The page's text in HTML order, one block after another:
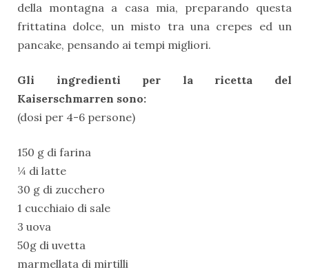
della montagna a casa mia, preparando questa
frittatina dolce, un misto tra una crepes ed un
pancake, pensando ai tempi migliori.
Gli ingredienti per la ricetta del
Kaiserschmarren sono:
(dosi per 4-6 persone)
150 g di farina
¼ di latte
30 g di zucchero
1 cucchiaio di sale
3 uova
50g di uvetta
marmellata di mirtilli